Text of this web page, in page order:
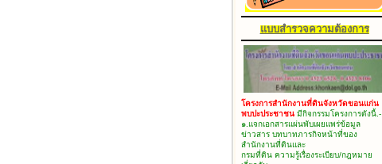
แบบสำรวจความต้องการ
โครงการสำนักงานที่ดินจังหวัดขอนแก่น
พบปะประชาชน มีกิจกรรมโครงการดังนี้.-
๑.แจกเอกสารแผ่นพับเผยแพร่ข้อมูล
ข่าวสาร บทบาทภารกิจหน้าที่ของ
สำนักงานที่ดินและ
กรมที่ดิน ความรู้เรื่องระเบียบ/กฎหมาย